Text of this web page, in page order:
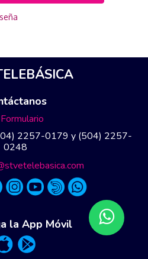
Formulario
2257-0179 y (504) 2257-
0248
la App Móvil